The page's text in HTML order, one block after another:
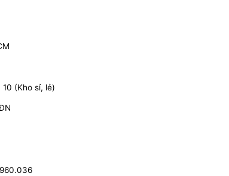
(Kho sỉ, lẻ)